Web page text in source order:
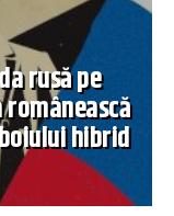
rusă pe
hibrid